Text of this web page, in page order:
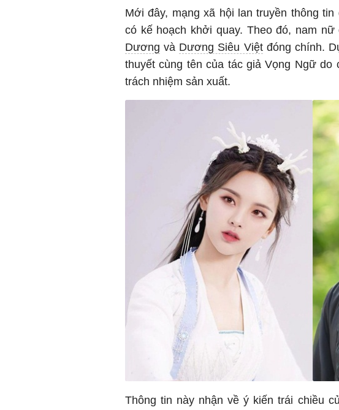
Mới đây, mạng xã hội lan truyền thông tin
có kế hoạch khởi quay. Theo đó, nam
Dương và Dương Siêu Việtđóng chính.
thuyết cùng tên của tác giả Vọng Ngữ do
trách nhiệm sản xuất.
Thông tin này nhận về ý kiến trái chiều